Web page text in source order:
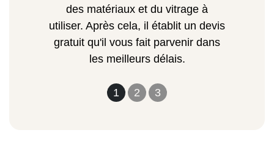
1 2 3
des matériaux et du vitrage à
utiliser. Après cela, il établit un devis
gratuit qu'il vous fait parvenir dans
les meilleurs délais.